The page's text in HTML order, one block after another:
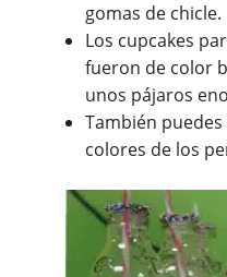
gomas de chicle.
Los cupcakes
fueron de color
unos pájaros
También
colores de los